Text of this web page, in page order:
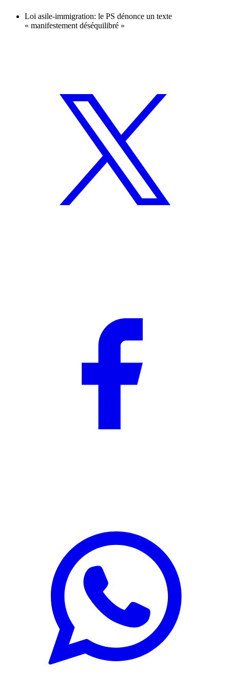
Loi asile-immigration: le PS dénonce un texte
« manifestement déséquilibré »